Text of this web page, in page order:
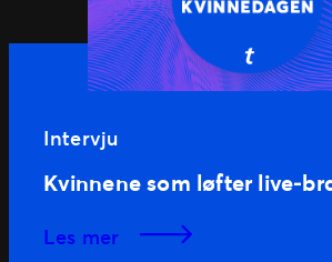
Intervju
Kvinnene som løfter
les mer